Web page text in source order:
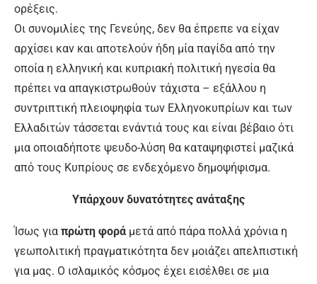
ορέξεις.
Οι συνομιλίες της Γενεύης, δεν θα έπρεπε να είχαν
αρχίσει καν και αποτελούν ήδη μία παγίδα από την
οποία η ελληνική και κυπριακή πολιτική ηγεσία θα
πρέπει να απαγκιστρωθούν τάχιστα – εξάλλου η
συντριπτική πλειοψηφία των Ελληνοκυπρίων και των
Ελλαδιτών τάσσεται ενάντιά τους και είναι βέβαιο ότι
μια οποιαδήποτε ψευδο-λύση θα καταψηφιστεί μαζικά
από τους Κυπρίους σε ενδεχόμενο δημοψήφισμα.
Υπάρχουν δυνατότητες ανάταξης
Ίσως για πρώτη φορά μετά από πάρα πολλά χρόνια η
γεωπολιτική πραγματικότητα δεν μοιάζει απελπιστική
για μας. Ο ισλαμικός κόσμος έχει εισέλθει σε μια